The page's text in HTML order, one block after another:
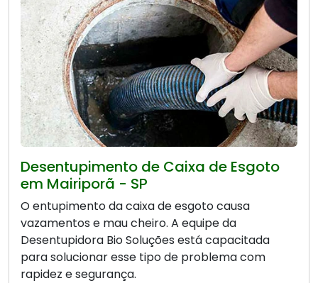
Desentupimento de Caixa de Esgoto
em Mairiporã - SP
O entupimento da caixa de esgoto causa
vazamentos e mau cheiro. A equipe da
Desentupidora Bio Soluções está capacitada
para solucionar esse tipo de problema com
rapidez e segurança.